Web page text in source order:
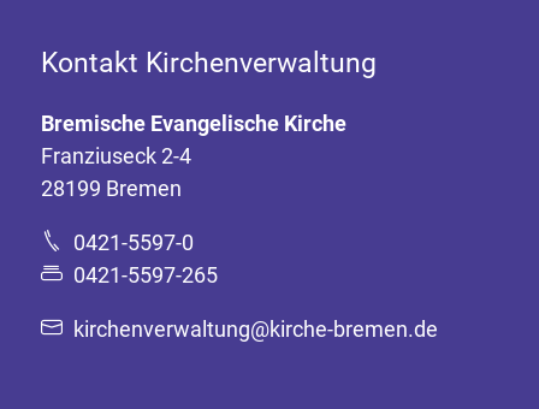
Kontakt Kirchenverwaltung
Bremische Evangelische Kirche
Franziuseck 2-4
28199 Bremen
0421-5597-0
0421-5597-265
kirchenverwaltung@kirche-bremen.de